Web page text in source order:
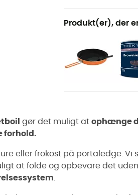
Produkt(er), der
gør det muligt at ophænge
forhold.
eller frokost på portaledge.
at folde og opbevare det